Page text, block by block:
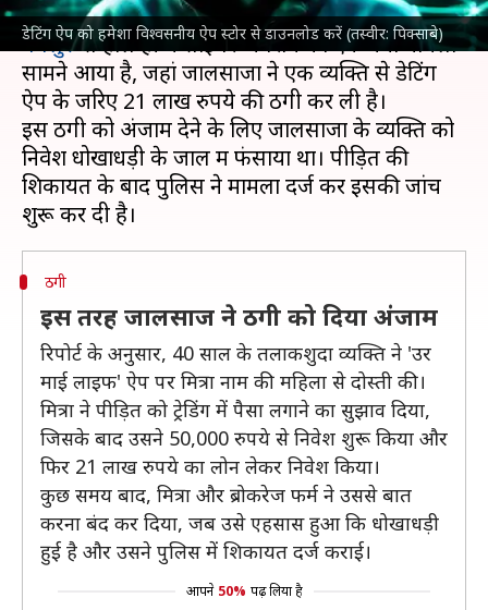
डेटिंग ऐप को हमेशा विश्वसनीय ऐप स्टोर से डाउनलोड करें (तस्वीर: पिक्साबे)
साइबर अपराध
बेंगलुरुसे हाल ही में साइबर अपराध का एक नया मामला
सामने आया है, जहां जालसाजों ने एक व्यक्ति से डेटिंग
ऐप के जरिए 21 लाख रुपये की ठगी कर ली है।
इस ठगी को अंजाम देने के लिए जालसाजों के व्यक्ति को
निवेश धोखाधड़ी के जाल में फंसाया था। पीड़ित की
शिकायत के बाद पुलिस ने मामला दर्ज कर इसकी जांच
ठगी
इस तरह जालसाज ने ठगी को दिया अंजाम
रिपोर्ट के अनुसार, 40 साल के तलाकशुदा व्यक्ति ने 'उर
माई लाइफ' ऐप पर मित्रा नाम की महिला से दोस्ती की।
मित्रा ने पीड़ित को ट्रेडिंग में पैसा लगाने का सुझाव दिया,
जिसके बाद उसने 50,000 रुपये से निवेश शुरू किया और
फिर 21 लाख रुपये का लोन लेकर निवेश किया।
कुछ समय बाद, मित्रा और ब्रोकरेज फर्म ने उससे बात
करना बंद कर दिया, जब उसे एहसास हुआ कि धोखाधड़ी
हुई है और उसने पुलिस में शिकायत दर्ज कराई।
आपने 50% पढ़ लिया है